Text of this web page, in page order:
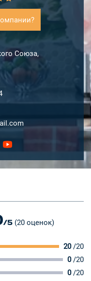
Союза,
/5 (20 оценок)
20/20
0/20
0/20